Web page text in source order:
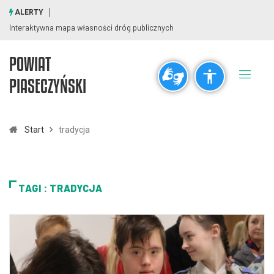
visibility_off title
Pomniejsz
Czcionki
remove_circle_outline add_circle_outline
ALERTY
Interaktywna mapa własności dróg publicznych
POWIAT
PIASECZYŃSKI
Start tradycja
TAGI : TRADYCJA